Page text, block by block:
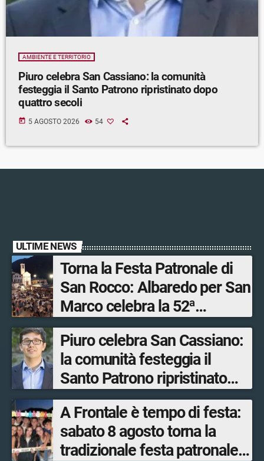
AMBIENTE E TERRITORIO
Piuro celebra San Cassiano: la comunità
festeggia il Santo Patrono ripristinato dopo
quattro secoli
today 5 AGOSTO 2026 54
ULTIME NEWS
Torna la Festa Patronale di
San Rocco: Albaredo per San
Marco celebra la 52ª
edizione della sua
manifestazione più sentita
Piuro celebra San Cassiano:
la comunità festeggia il
Santo Patrono ripristinato
dopo quattro secoli
A Frontale è tempo di festa:
sabato 8 agosto torna la
tradizionale festa patronale